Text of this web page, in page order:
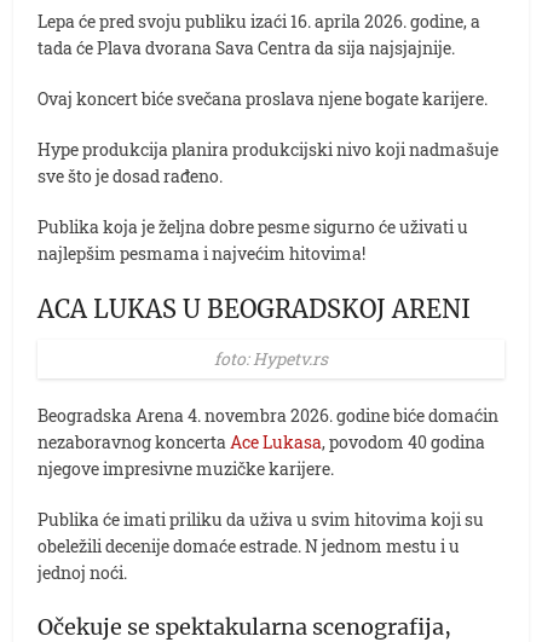
Lepa će pred svoju publiku izaći 16. aprila 2026. godine, a
tada će Plava dvorana Sava Centra da sija najsjajnije.
Ovaj koncert biće svečana proslava njene bogate karijere.
Hype produkcija planira produkcijski nivo koji nadmašuje
sve što je dosad rađeno.
Publika koja je željna dobre pesme sigurno će uživati u
najlepšim pesmama i najvećim hitovima!
ACA LUKAS U BEOGRADSKOJ ARENI
foto: Hypetv.rs
Beogradska Arena 4. novembra 2026. godine biće domaćin
nezaboravnog koncertaAce Lukasa, povodom 40 godina
njegove impresivne muzičke karijere.
Publika će imati priliku da uživa u svim hitovima koji su
obeležili decenije domaće estrade. N jednom mestu i u
jednoj noći.
Očekuje se spektakularna scenografija,